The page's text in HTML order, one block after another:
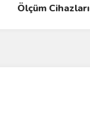
Ölçüm Cihazları